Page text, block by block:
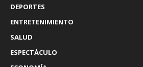
DEPORTES
ENTRETENIMIENTO
SALUD
ESPECTÁCULO